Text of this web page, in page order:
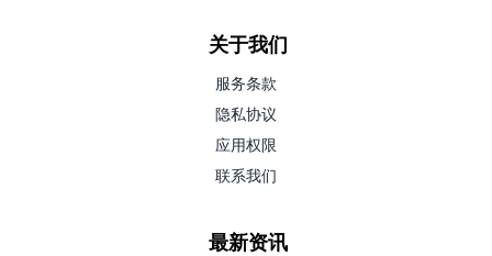
关于我们
服务条款
隐私协议
应用权限
联系我们
最新资讯